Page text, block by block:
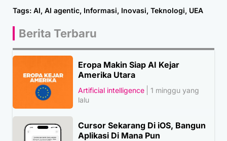
Tags: AI, AI agentic, Informasi, Inovasi, Teknologi, UEA
Berita Terbaru
Eropa Makin Siap AI Kejar
Amerika Utara
Artificial intelligence
1 minggu yang
lalu
Cursor Sekarang Di iOS, Bangun
Aplikasi Di Mana Pun